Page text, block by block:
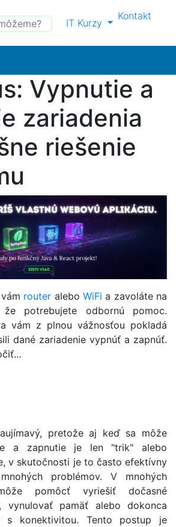
IT Kurzy
Kontakt
Vypnutie a
zariadenia
riešenie
router aleboWiFi a zavoláte na
potrebujete odbornú pomoc.
vám z plnou vážnosťou pokladá
dané zariadenie vypnúť a zapnúť.
pretože aj keď sa môže
a zapnutie je len "trik" alebo
v skutočnosti je to často efektívny
problémov. V mnohých
pomôcť vyriešiť dočasné
vynulovať pamäť alebo dokonca
s konektivitou. Tento postup je